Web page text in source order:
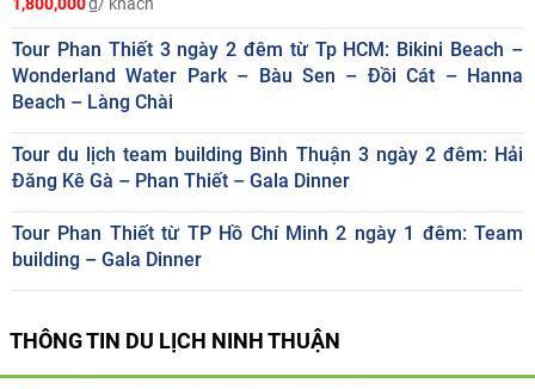
1,800,000₫/ khách
Tour Phan Thiết 3 ngày 2 đêm từ Tp HCM: Bikini Beach –
Wonderland Water Park – Bàu Sen – Đồi Cát – Hanna
Beach – Làng Chài
Tour du lịch team building Bình Thuận 3 ngày 2 đêm: Hải
Đăng Kê Gà – Phan Thiết – Gala Dinner
Tour Phan Thiết từ TP Hồ Chí Minh 2 ngày 1 đêm: Team
building – Gala Dinner
THÔNG TIN DU LỊCH NINH THUẬN